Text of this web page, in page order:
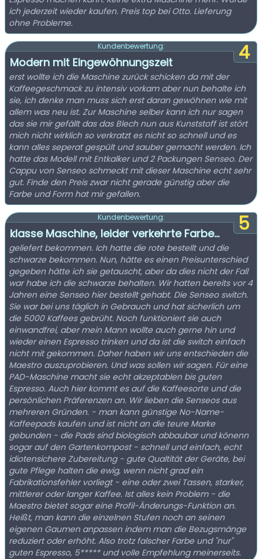
ich jederzeit wieder kaufen. Preis top bei Otto. Lieferung
ohne Probleme.
4
Kundenbewertung:
Modern mit Eingewöhnungszeit
erst wollte ich die Maschine zurück schicken da mit der
Kaffeegeschmack zu intensiv vorkam aber nun behalte ich
sie, ich denke man muss sich erst daran gewöhnen wie mit
allem was neu ist. Zur Maschine selber kann ich nur sagen
das sie mir gefällt das das Blech nun aus Kunststoff ist stört
mich nicht wirklich so verkratzt es nicht so schnell und es
kann alles seperat gespült und sauber gemacht werden. Ich
hatte das Modell mit Entkalker und 2 Packungen Senseo. Der
Cappu von Senseo schmeckt mit dieser Maschine echt sehr
gut. Finde den Preis zwar nicht gerade günstig aber die
Farbe und Form hat mir gefallen.
5
Kundenbewertung:
klasse Maschine, leider verkehrte Farbe...
geliefert bekommen. Ich hatte die rote bestellt und die
schwarze bekommen. Nun, hätte es einen Preisunterschied
gegeben hätte ich sie getauscht, aber da dies nicht der Fall
war habe ich die schwarze behalten. Wir hatten bereits vor 4
Jahren eine Senseo hier bestellt gehabt. Die Senseo switch.
Sie war bei uns täglich in Gebrauch und hat sicherlich um
die 5000 Kaffees gebrüht. Noch funktioniert sie auch
einwandfrei, aber mein Mann wollte auch gerne hin und
wieder einen Espresso trinken und da ist die switch einfach
nicht mit gekommen. Daher haben wir uns entschieden die
Maestro auszuprobieren. Und was sollen wir sagen. Für eine
PAD-Maschine macht sie echt akzeptablen bis guten
Espresso. Auch hier kommt es auf die Kaffeesorte und die
persönlichen Präferenzen an. Wir lieben die Senseos aus
mehreren Gründen. - man kann günstige No-Name-
Kaffeepads kaufen und ist nicht an die teure Marke
gebunden - die Pads sind biologisch abbaubar und könenn
sogar auf den Gartenkompost - schnell und einfach, echt
idiotensichere Zubereitung - gute Qualtität der Geräte, bei
gute Pflege halten die ewig, wenn nicht grad ein
Fabrikationsfehler vorliegt - eine oder zwei Tassen, starker,
mittlerer oder langer Kaffee. Ist alles kein Problem - die
Maestro bietet sogar eine Profil-Änderungs-Funktion an.
Heißt, man kann die einzelnen Stufen noch an seinen
eigenen Gaumen anpassen indem man die Bezugsmänge
reduziert oder erhöht. Also trotz falscher Farbe und "nur"
guten Espresso, 5***** und volle Empfehlung meinerseits.